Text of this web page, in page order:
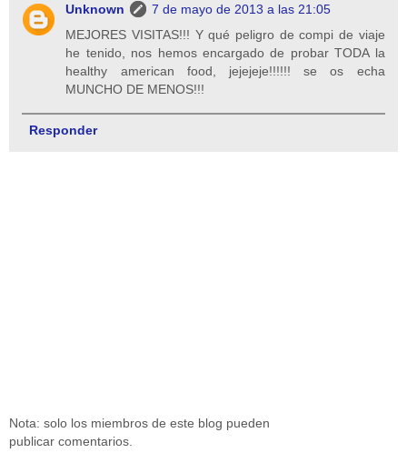
Unknown
7 de mayo de 2013 a las 21:05
MEJORES VISITAS!!! Y qué peligro de compi de viaje
he tenido, nos hemos encargado de probar TODA la
healthy american food, jejejeje!!!!!! se os echa
MUNCHO DE MENOS!!!
Responder
Nota: solo los miembros de este blog pueden
publicar comentarios.